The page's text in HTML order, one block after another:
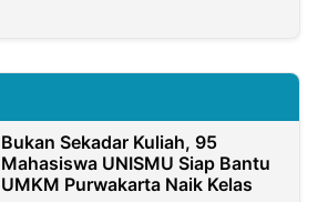
Bukan Sekadar Kuliah, 95
Mahasiswa UNISMU Siap Bantu
UMKM Purwakarta Naik Kelas